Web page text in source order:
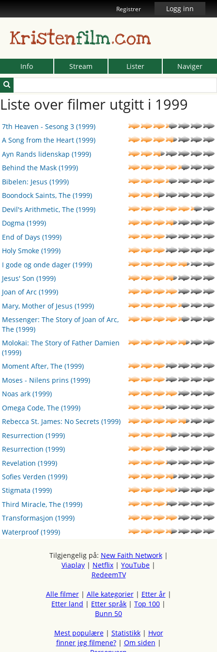
Registrer Logg inn
Kristenfilm.com
Info Stream Lister Naviger
Liste over filmer utgitt i 1999
7th Heaven - Sesong 3 (1999)
A Song from the Heart (1999)
Ayn Rands lidenskap (1999)
Behind the Mask (1999)
Bibelen: Jesus (1999)
Boondock Saints, The (1999)
Devil's Arithmetic, The (1999)
Dogma (1999)
End of Days (1999)
Holy Smoke (1999)
I gode og onde dager (1999)
Jesus' Son (1999)
Joan of Arc (1999)
Mary, Mother of Jesus (1999)
Messenger: The Story of Joan of Arc,
The (1999)
Molokai: The Story of Father Damien
(1999)
Moment After, The (1999)
Moses - Nilens prins (1999)
Noas ark (1999)
Omega Code, The (1999)
Rebecca St. James: No Secrets (1999)
Resurrection (1999)
Resurrection (1999)
Revelation (1999)
Sofies Verden (1999)
Stigmata (1999)
Third Miracle, The (1999)
Transformasjon (1999)
Waterproof (1999)
Tilgjengelig på: New Faith Network|
Viaplay | Netflix | YouTube |
RedeemTV
Alle filmer| Alle kategorier| Etter år|
Etter land | Etter språk | Top 100 |
Bunn 50
Mest populære| Statistikk| Hvor
finner jeg filmene?| Om siden |